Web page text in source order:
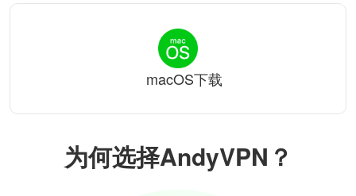
为何选择AndyVPN？
macOS下载